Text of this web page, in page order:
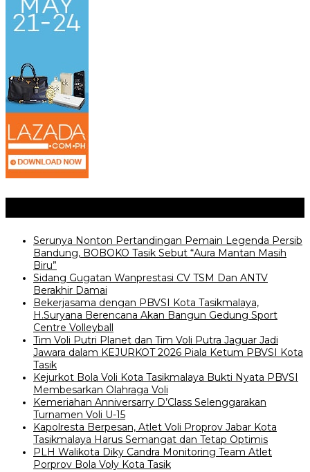
Serunya Nonton Pertandingan Pemain Legenda Persib
Bandung, BOBOKO Tasik Sebut “Aura Mantan Masih
Biru”
Sidang Gugatan Wanprestasi CV TSM Dan ANTV
Berakhir Damai
Bekerjasama dengan PBVSI Kota Tasikmalaya,
H.Suryana Berencana Akan Bangun Gedung Sport
Centre Volleyball
Tim Voli Putri Planet dan Tim Voli Putra Jaguar Jadi
Jawara dalam KEJURKOT 2026 Piala Ketum PBVSI Kota
Tasik
Kejurkot Bola Voli Kota Tasikmalaya Bukti Nyata PBVSI
Membesarkan Olahraga Voli
Kemeriahan Anniversarry D’Class Selenggarakan
Turnamen Voli U-15
Kapolresta Berpesan, Atlet Voli Proprov Jabar Kota
Tasikmalaya Harus Semangat dan Tetap Optimis
PLH Walikota Diky Candra Monitoring Team Atlet
Porprov Bola Voly Kota Tasik